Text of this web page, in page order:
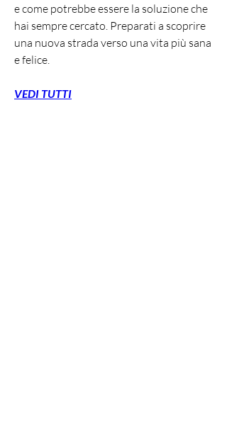
e come potrebbe essere la soluzione che
hai sempre cercato. Preparati a scoprire
una nuova strada verso una vita più sana
e felice.
VEDI TUTTI